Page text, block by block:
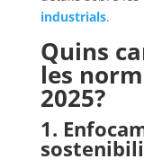
industrials.
Quins
les
2025?
1.